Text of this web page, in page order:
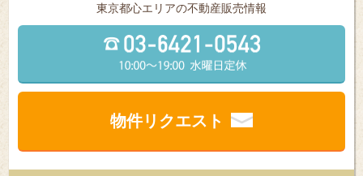
東京都⼼エリアの不動産販売情報
物件リクエスト